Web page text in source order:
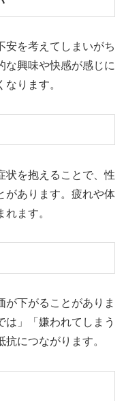
安を考えてしまいがち
な興味や快感が感じに
ります。
状を抱えることで、性
があります。疲れや体
ます。
が下がることがありま
は」「嫌われてしまう
につながります。